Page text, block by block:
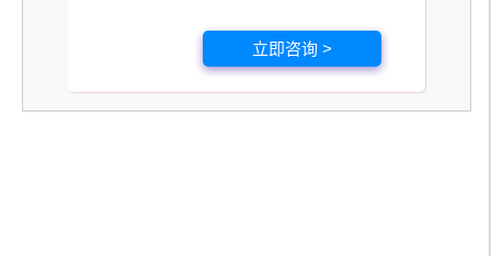
立即咨询 >